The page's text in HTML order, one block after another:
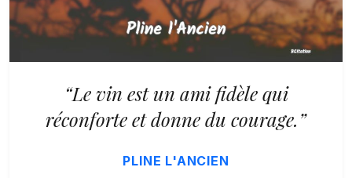
“Le vin est un ami fidèle qui
réconforte et donne du courage.”
PLINE L'ANCIEN